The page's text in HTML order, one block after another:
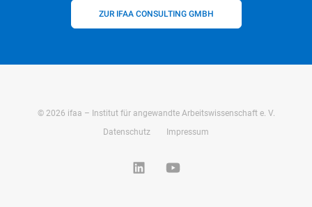
ZUR IFAA CONSULTING GMBH
© 2026 ifaa – Institut für angewandte Arbeitswissenschaft e. V.
Datenschutz
Impressum